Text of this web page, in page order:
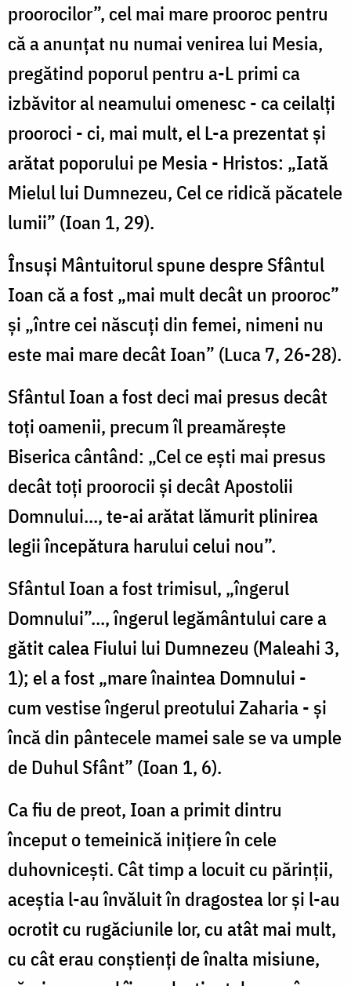
proorocilor”, cel mai mare prooroc pentru
că a anunţat nu numai venirea lui Mesia,
pregătind poporul pentru a-L primi ca
izbăvitor al neamului omenesc - ca ceilalţi
prooroci - ci, mai mult, el L-a prezentat şi
arătat poporului pe Mesia - Hristos: „Iată
Mielul lui Dumnezeu, Cel ce ridică păcatele
lumii” (Ioan 1, 29).
Însuşi Mântuitorul spune despre Sfântul
Ioan că a fost „mai mult decât un prooroc”
şi „între cei născuţi din femei, nimeni nu
este mai mare decât Ioan” (Luca 7, 26-28).
Sfântul Ioan a fost deci mai presus decât
toţi oamenii, precum îl preamăreşte
Biserica cântând: „Cel ce eşti mai presus
decât toţi proorocii şi decât Apostolii
Domnului..., te-ai arătat lămurit plinirea
legii începătura harului celui nou”.
Sfântul Ioan a fost trimisul, „îngerul
Domnului”..., îngerul legământului care a
gătit calea Fiului lui Dumnezeu (Maleahi 3,
1); el a fost „mare înaintea Domnului -
cum vestise îngerul preotului Zaharia - şi
încă din pântecele mamei sale se va umple
de Duhul Sfânt” (Ioan 1, 6).
Ca fiu de preot, Ioan a primit dintru
început o temeinică iniţiere în cele
duhovniceşti. Cât timp a locuit cu părinţii,
aceştia l-au învăluit în dragostea lor şi l-au
ocrotit cu rugăciunile lor, cu atât mai mult,
cu cât erau conştienţi de înalta misiune,